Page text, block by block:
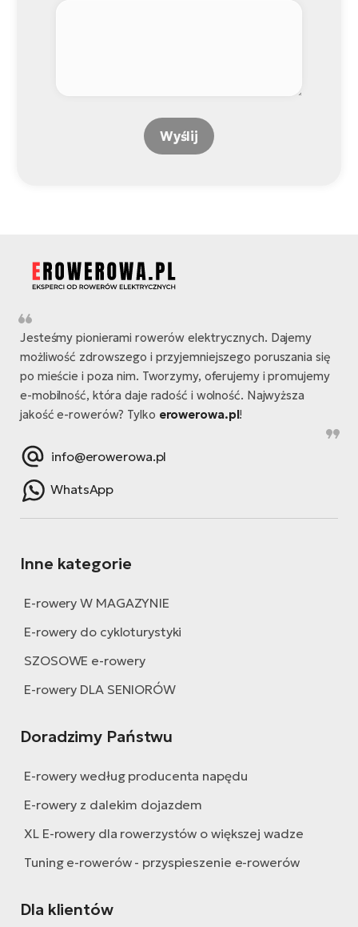
Wyślij
Jesteśmy pionierami rowerów elektrycznych. Dajemy
możliwość zdrowszego i przyjemniejszego poruszania się
po mieście i poza nim. Tworzymy, oferujemy i promujemy
e-mobilność, która daje radość i wolność. Najwyższa
jakość e-rowerów? Tylko erowerowa.pl!
info@erowerowa.pl
WhatsApp
Inne kategorie
E-rowery W MAGAZYNIE
E-rowery do cykloturystyki
SZOSOWE e-rowery
E-rowery DLA SENIORÓW
Doradzimy Państwu
E-rowery według producenta napędu
E-rowery z dalekim dojazdem
XL E-rowery dla rowerzystów o większej wadze
Tuning e-rowerów - przyspieszenie e-rowerów
Dla klientów